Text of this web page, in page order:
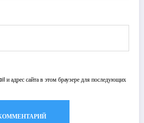
адрес сайта в этом браузере для последующих